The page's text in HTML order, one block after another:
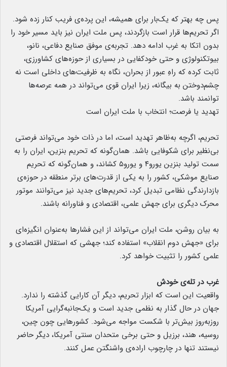
پس چه بهتر که یک‌بار برای همیشه، این پرده‌ی فریب کنار زده شود.
اگر تحریم‌ها قرار است بازگردند، پس ملت ایران نیز باید مسیر خود را
بدون اتکا به غرب ادامه دهد. تجربه‌ی موفق صنایع دفاعی، نانو،
بیوتکنولوژی و حتی خودکفایی در بسیاری از حوزه‌های کشاورزی،
ثابت کرده که راهِ عبور از بحران، نگاه به ظرفیت‌های داخلی است نه
چشم‌دوختن به بیگانه، زیرا ایران قوی می‌تواند در همه عرصه‌ها
توانمند باشد.
تهدید یا فرصت؛ انتخاب با ملت ایران است
تحریم، اگرچه به‌ظاهر تهدید است، اما در ذات خود می‌تواند فرصتی
بی‌نظیر برای شکوفایی باشد. همان‌گونه که تحریم بنزین، ایران را به
سمت تولید بنزین یورو۴ و یورو۵ کشاند، و همان‌گونه که تحریم
صنایع موشکی، کشور را به یکی از قدرت‌های برتر منطقه در حوزه‌ی
بازدارندگی نظامی تبدیل کرد، تحریم‌های جدید نیز می‌توانند موتور
محرک دیگری برای جهش علمی، اقتصادی و فناورانه باشند.
به بیان روشن، ملت ایران می‌تواند از این فشارها به‌عنوان انگیزه‌ای
برای «جهش دوم انقلاب» استفاده کند؛ جهشی که استقلال اقتصادی و
علمی کشور را تثبیت خواهد کرد.
غرب در تله‌ی خودش
واقعیت این است که ابزار تحریم، دیگر آن کارایی گذشته را ندارد.
جهان در حال گذار به نظمی جدید است و یک‌جانبه‌گرایی آمریکا
روزبه‌روز بیش‌تر با شکست مواجه می‌شود. کشورهایی چون چین،
روسیه، هند، برزیل و حتی برخی متحدان سنتی آمریکا، دیگر حاضر
نیستند تنها در چارچوب اراده‌ی واشنگتن عمل کنند.